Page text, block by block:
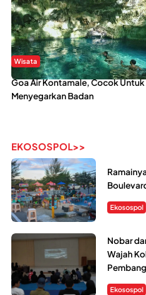
Wisata
Goa Air Kontamale, Cocok Untuk
Menyegarkan Badan
EKOSOSPOL>>
Ekosospol
Nobar
Wajah
Ekosospol